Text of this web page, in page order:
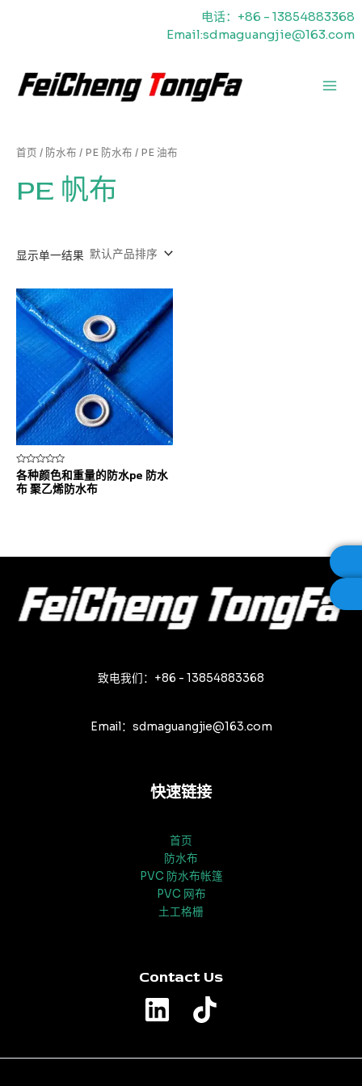
电话：+86 - 13854883368
Email:sdmaguangjie@163.com
首页 / 防水布 / PE 防水布 / PE 油布
PE 帆布
显示单一结果
评
分
0
各种颜色和重量的防水pe 防水
布 聚乙烯防水布
致电我们：+86 - 13854883368
Email：sdmaguangjie@163.com
快速链接
首页
防水布
PVC 防水布帐篷
PVC 网布
土工格栅
Contact Us